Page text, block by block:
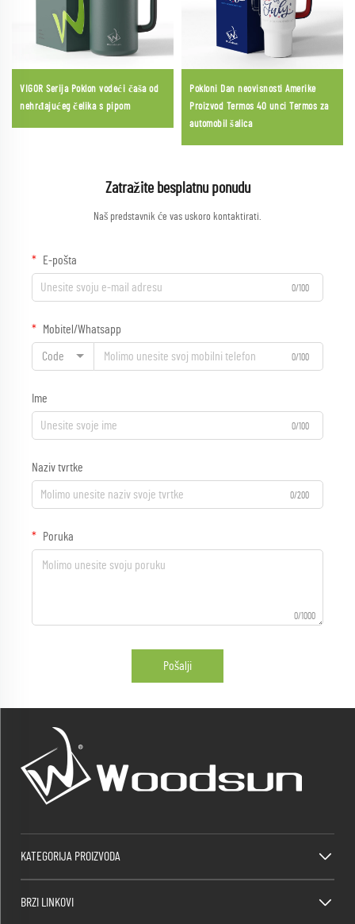
VIGOR Serija Poklon vodeći čaša od
nehrđajućeg čelika s pipom
Pokloni Dan neovisnosti Amerike
Proizvod Termos 40 unci Termos za
automobil šalica
Zatražite besplatnu ponudu
Naš predstavnik će vas uskoro kontaktirati.
E-pošta
0/100
Mobitel/Whatsapp
Code 0/100
Ime
0/100
Naziv tvrtke
0/200
Poruka
0/1000
Pošalji
KATEGORIJA PROIZVODA
BRZI LINKOVI